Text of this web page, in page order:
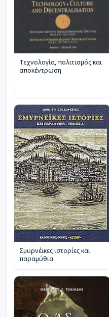
Τεχνολογία, πολιτισμός και
αποκέντρωση
Σμυρνέικες ιστορίες και
παραμύθια